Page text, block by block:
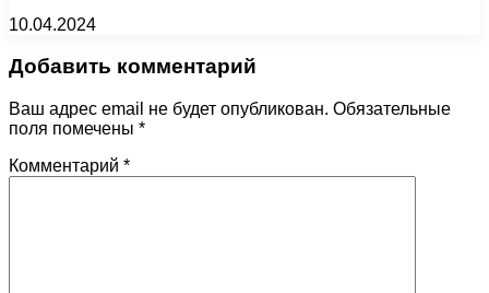
10.04.2024
Добавить комментарий
Ваш адрес email не будет опубликован. Обязательные
поля помечены *
Комментарий *